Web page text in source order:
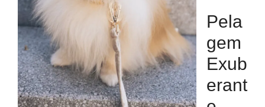
Pela
Gem
Exub
Erant